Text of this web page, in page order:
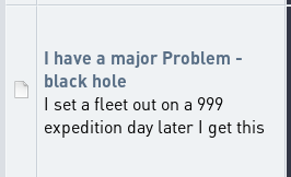
I have a major Problem -
black hole
I set a fleet out on a 999
expedition day later I get this